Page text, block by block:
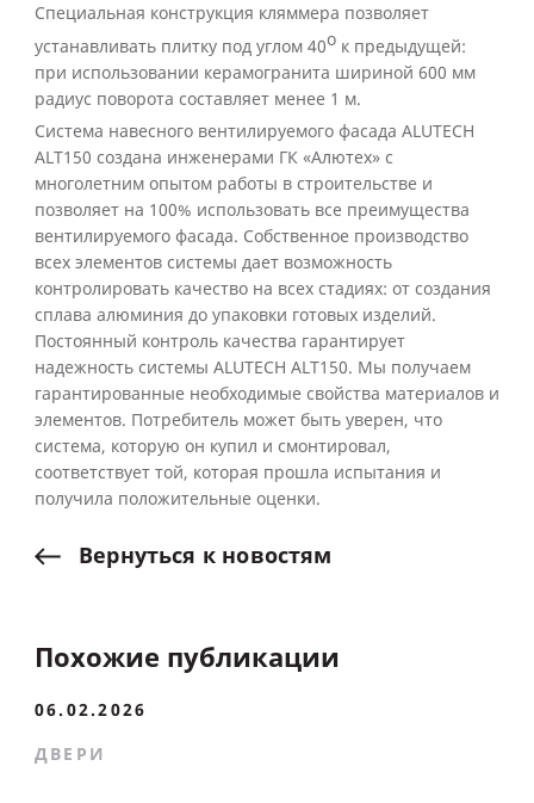
Специальная конструкция кляммера позволяет
устанавливать плитку под углом 40o к предыдущей:
при использовании керамогранита шириной 600 мм
радиус поворота составляет менее 1 м.
Система навесного вентилируемого фасада ALUTECH
ALT150 создана инженерами ГК «Алютех» с
многолетним опытом работы в строительстве и
позволяет на 100% использовать все преимущества
вентилируемого фасада. Собственное производство
всех элементов системы дает возможность
контролировать качество на всех стадиях: от создания
сплава алюминия до упаковки готовых изделий.
Постоянный контроль качества гарантирует
надежность системы ALUTECH ALT150. Мы получаем
гарантированные необходимые свойства материалов и
элементов. Потребитель может быть уверен, что
система, которую он купил и смонтировал,
соответствует той, которая прошла испытания и
получила положительные оценки.
Вернуться к новостям
Похожие публикации
06.02.2026
ДВЕРИ